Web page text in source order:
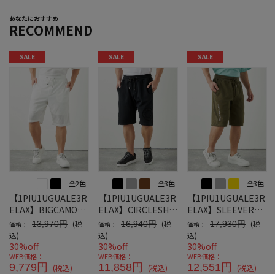
あなたにおすすめ
RECOMMEND
SALE
全2色
【1PIU1UGUALE3R
ELAX】BIGCAMOJA
CQUARDSHORTS
価格： 13,970円 (税
込)
30%off
WEB価格：
9,779円 (税込)
SALE
全3色
【1PIU1UGUALE3R
ELAX】CIRCLESHO
RTS
価格： 16,940円 (税
込)
30%off
WEB価格：
11,858円 (税込)
SALE
全3色
【1PIU1UGUALE3R
ELAX】SLEEVERHI
NESTONESHORTS
価格： 17,930円 (税
込)
30%off
WEB価格：
12,551円 (税込)